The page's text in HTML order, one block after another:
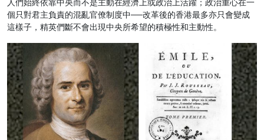
人們始終依靠中央而不是主動在經濟上或政治上活躍；政治重心在一
個只對君主負責的混亂官僚制度中──改革後的香港最多亦只會變成
這樣子，精英們斷不會出現中央所希望的積極性和主動性。